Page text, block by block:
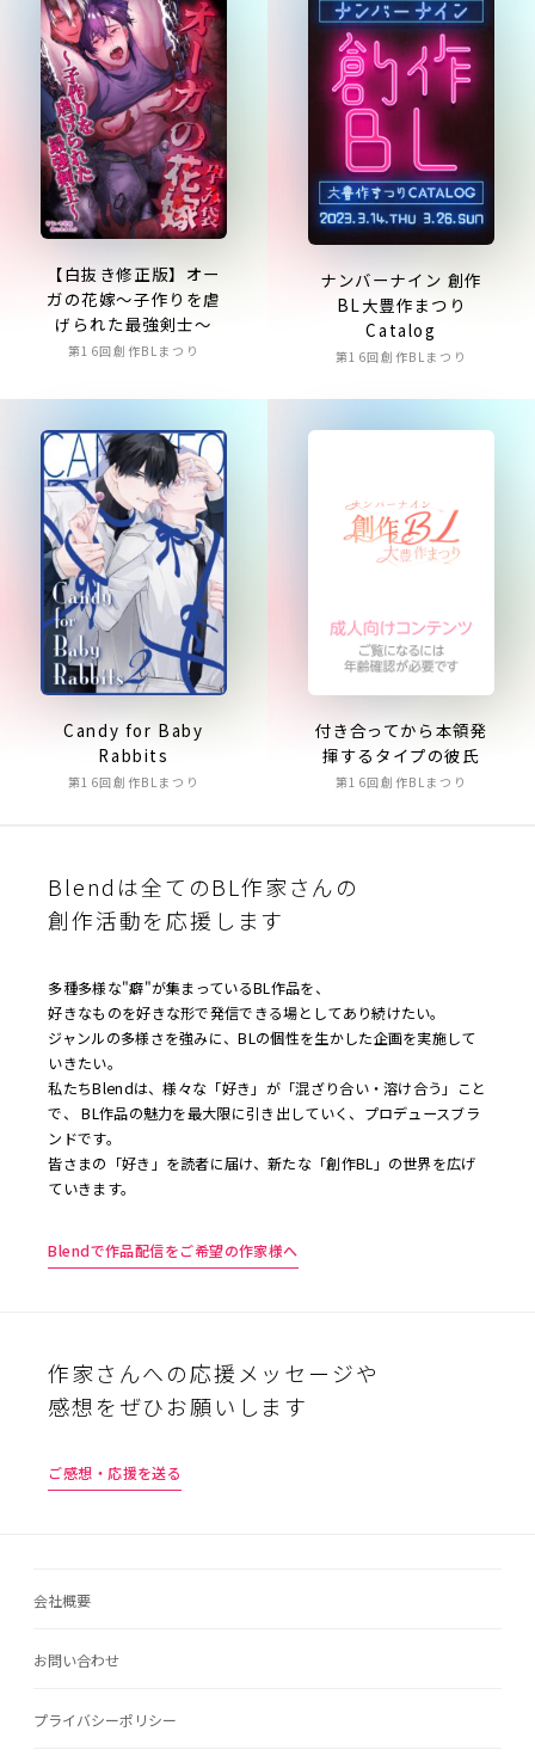
【白抜き修正版】オー
ガの花嫁～子作りを虐
げられた最強剣士～
第16回創作BLまつり
ナンバーナイン 創作
BL大豊作まつり
Catalog
第16回創作BLまつり
Candy for Baby
Rabbits
第16回創作BLまつり
付き合ってから本領発
揮するタイプの彼氏
第16回創作BLまつり
Blendは全てのBL作家さんの
創作活動を応援します
多種多様な"癖"が集まっているBL作品を、
好きなものを好きな形で発信できる場としてあり続けたい。
ジャンルの多様さを強みに、BLの個性を生かした企画を実施して
いきたい。
私たちBlendは、様々な「好き」が「混ざり合い・溶け合う」こと
で、 BL作品の魅力を最大限に引き出していく、プロデュースブラ
ンドです。
皆さまの「好き」を読者に届け、新たな「創作BL」の世界を広げ
ていきます。
Blendで作品配信をご希望の作家様へ
作家さんへの応援メッセージや
感想をぜひお願いします
ご感想・応援を送る
会社概要
お問い合わせ
プライバシーポリシー